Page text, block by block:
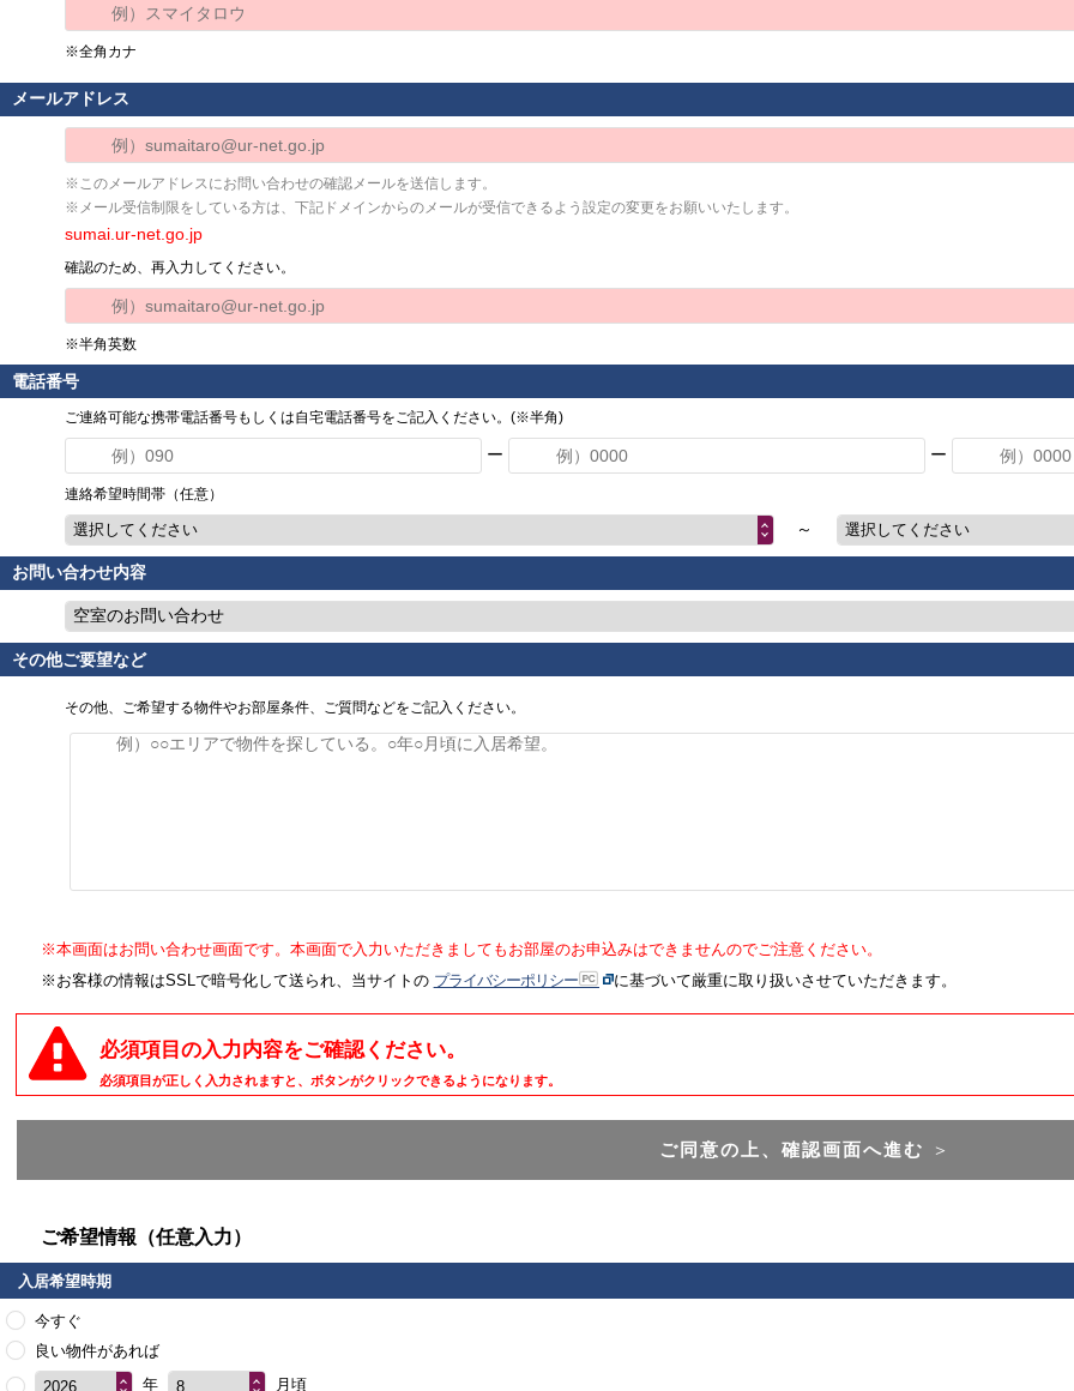
※全角カナ
メールアドレス
※このメールアドレスにお問い合わせの確認メールを送信します。
※メール受信制限をしている方は、下記ドメインからのメールが受信できるよう設定の変更をお願いいたします。
sumai.ur-net.go.jp
確認のため、再入力してください。
※半角英数
電話番号
ご連絡可能な携帯電話番号もしくは自宅電話番号をご記入ください。(※半角)
ー ー
連絡希望時間帯（任意）
選択してください ～ 選択してください
お問い合わせ内容
空室のお問い合わせ
その他ご要望など
その他、ご希望する物件やお部屋条件、ご質問などをご記入ください。
※本画面はお問い合わせ画面です。本画面で入力いただきましてもお部屋のお申込みはできませんのでご注意ください。
※お客様の情報はSSLで暗号化して送られ、当サイトの プライバシーポリシー に基づいて厳重に取り扱いさせていただきます。
必須項目の入力内容をご確認ください。
必須項目が正しく入力されますと、ボタンがクリックできるようになります。
ご同意の上、確認画面へ進む ＞
ご希望情報（任意入力）
入居希望時期
今すぐ
良い物件があれば
2026
年 8 月頃